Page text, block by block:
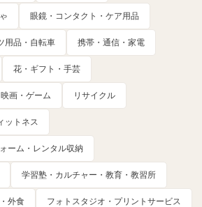
眼鏡・コンタクト・ケア用品
用品・自転車 携帯・通信・家電
花・ギフト・手芸
画・ゲーム リサイクル
ットネス
ーム・レンタル収納
学習塾・カルチャー・教育・教習所
外食 フォトスタジオ・プリントサービス